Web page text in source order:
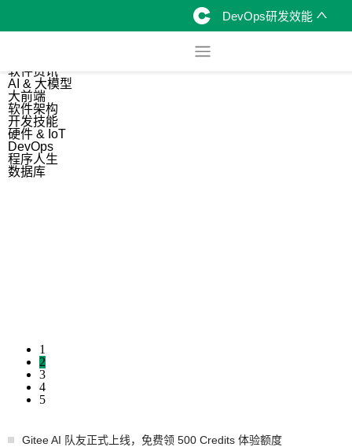
DevOps研发效能
软件资讯
AI & 大模型
大前端
软件架构
开发技能
硬件 & IoT
DevOps
程序人生
数据库
1
2
3
4
5
Gitee AI 队友正式上线，免费领 500 Credits 体验额度